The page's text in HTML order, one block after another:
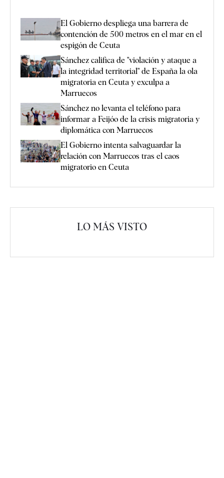
El Gobierno despliega una barrera de
contención de 500 metros en el mar en el
espigón de Ceuta
Sánchez califica de "violación y ataque a
la integridad territorial" de España la ola
migratoria en Ceuta y exculpa a
Marruecos
Sánchez no levanta el teléfono para
informar a Feijóo de la crisis migratoria y
diplomática con Marruecos
El Gobierno intenta salvaguardar la
relación con Marruecos tras el caos
migratorio en Ceuta
LO MÁS VISTO